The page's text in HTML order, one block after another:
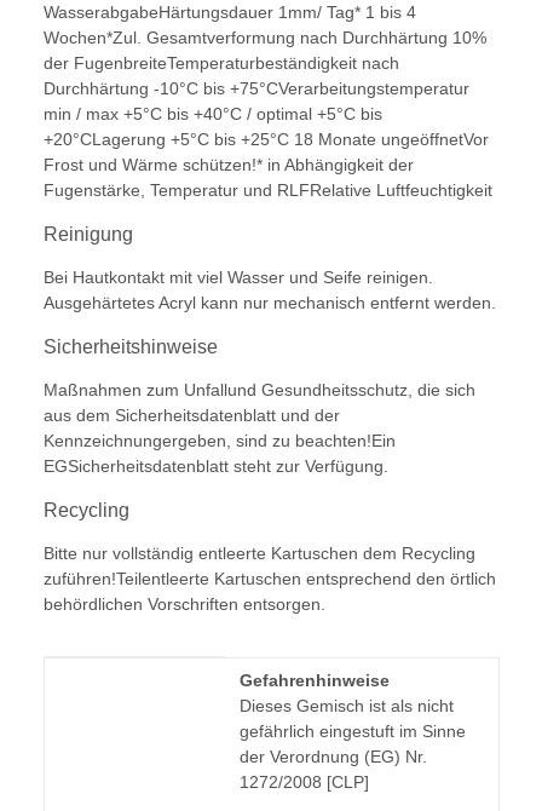
WasserabgabeHärtungsdauer 1mm/ Tag* 1 bis 4
Wochen*Zul. Gesamtverformung nach Durchhärtung 10%
der FugenbreiteTemperaturbeständigkeit nach
Durchhärtung -10°C bis +75°CVerarbeitungstemperatur
min / max +5°C bis +40°C / optimal +5°C bis
+20°CLagerung +5°C bis +25°C 18 Monate ungeöffnetVor
Frost und Wärme schützen!* in Abhängigkeit der
Fugenstärke, Temperatur und RLFRelative Luftfeuchtigkeit
Reinigung
Bei Hautkontakt mit viel Wasser und Seife reinigen.
Ausgehärtetes Acryl kann nur mechanisch entfernt werden.
Sicherheitshinweise
Maßnahmen zum Unfallund Gesundheitsschutz, die sich
aus dem Sicherheitsdatenblatt und der
Kennzeichnungergeben, sind zu beachten!Ein
EGSicherheitsdatenblatt steht zur Verfügung.
Recycling
Bitte nur vollständig entleerte Kartuschen dem Recycling
zuführen!Teilentleerte Kartuschen entsprechend den örtlich
behördlichen Vorschriften entsorgen.
Gefahrenhinweise
Dieses Gemisch ist als nicht
gefährlich eingestuft im Sinne
der Verordnung (EG) Nr.
1272/2008 [CLP]